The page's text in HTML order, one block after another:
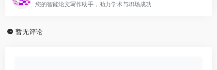
您的智能论文写作助手，助力学术与职场成功
暂无评论